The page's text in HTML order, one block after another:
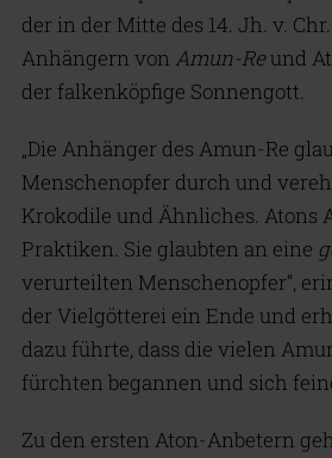
der in der Mitte des 14. Jh. v.
Anhängern von Amun-Reund
der falkenköpfige Sonnengott.
„Die Anhänger des Amun-Re
Menschenopfer durch und
Krokodile und Ähnliches. Atons
Praktiken. Sie glaubten an eine
verurteilten Menschenopfer“,
der Vielgötterei ein Ende und
dazu führte, dass die vielen
fürchten begannen und sich
Zu den ersten Aton-Anbetern